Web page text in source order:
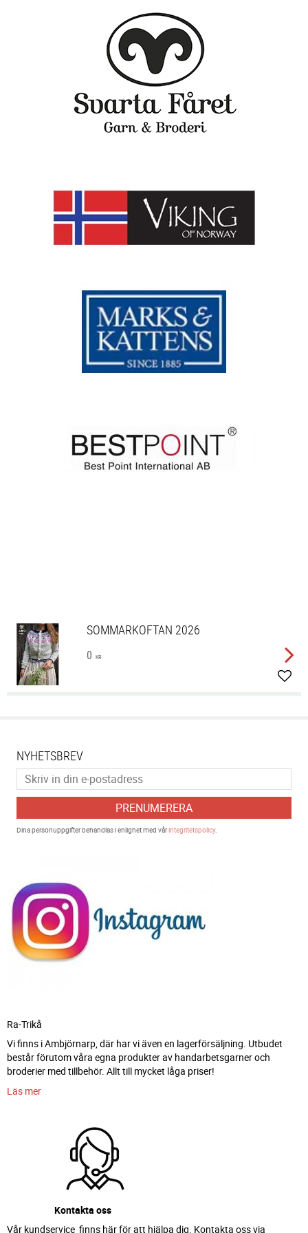
SOMMARKOFTAN 2026
0 KR
NYHETSBREV
PRENUMERERA
Dina personuppgifter behandlas i enlighet med vårintegritetspolicy.
Ra-Trikå
Vi finns i Ambjörnarp, där har vi även en lagerförsäljning. Utbudet
består förutom våra egna produkter av handarbetsgarner och
broderier med tillbehör. Allt till mycket låga priser!
Läs mer
Kontakta oss
Vår kundservice finns här för att hjälpa dig. Kontakta oss via